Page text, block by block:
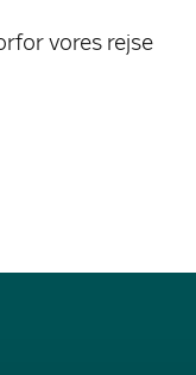
vores rejse